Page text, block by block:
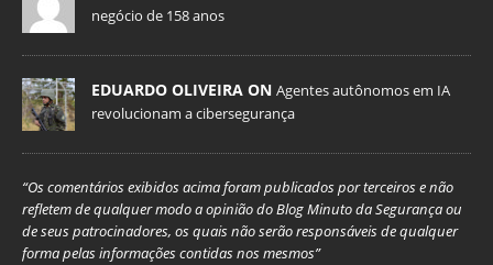
negócio de 158 anos
EDUARDO OLIVEIRA ON Agentes autônomos em IA
revolucionam a cibersegurança
“Os comentários exibidos acima foram publicados por terceiros e não
refletem de qualquer modo a opinião do Blog Minuto da Segurança ou
de seus patrocinadores, os quais não serão responsáveis de qualquer
forma pelas informações contidas nos mesmos”